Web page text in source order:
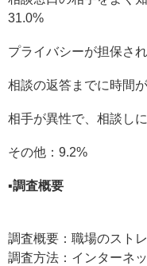
31.0%
プライバシーが担保さ
相談の返答までに時間
相手が異性で、相談し
その他：9.2%
▪️調査概要
調査概要：職場のスト
調査方法：インターネ